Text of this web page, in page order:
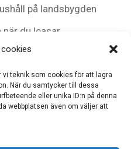
vi teknik som cookies för att lagra
När du samtycker till dessa
eller unika ID:n på denna
webbplatsen även om väljer att
på landsbygden
när du leasar